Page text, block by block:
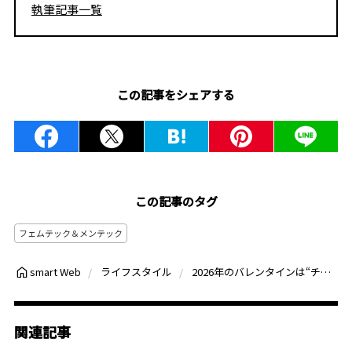
執筆記事一覧
この記事をシェアする
この記事のタグ
フェムテック＆メンテック
smart Web ライフスタイル 2026年のバレンタインは“チョコ以外”が新常識！彼女が一番喜ぶ「体をいたわるギフト」7選
関連記事